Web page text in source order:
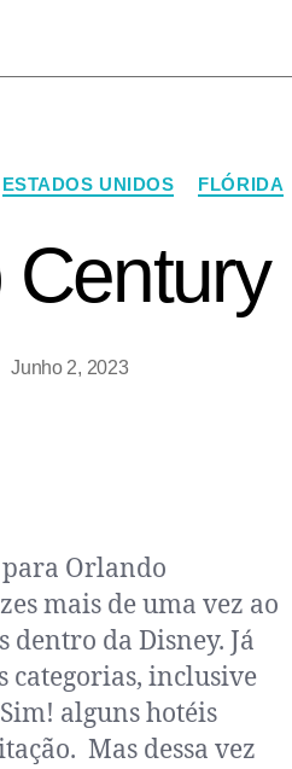
ESTADOS UNIDOS FLÓRIDA
Century
Junho 2, 2023
Orlando
mais de uma vez ao
dentro da Disney. Já
categorias, inclusive
alguns hotéis
Mas dessa vez